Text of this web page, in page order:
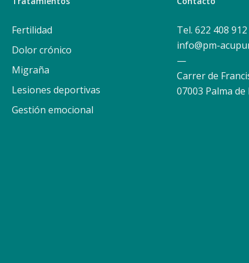
Fertilidad
Dolor crónico
Migraña
Lesiones deportivas
Gestión emocional
Tel. 622 408 912
info@pm-
—
Carrer de
07003 Palma